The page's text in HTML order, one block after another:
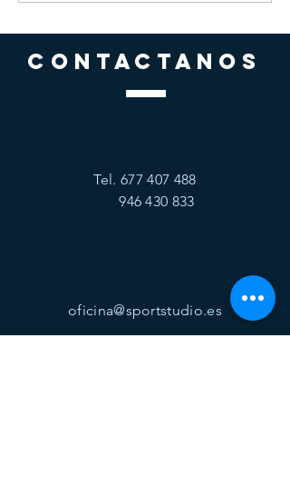
CONTACTANOS
Tel.677 407 488
946 430 833
oficina@sportstudio.es